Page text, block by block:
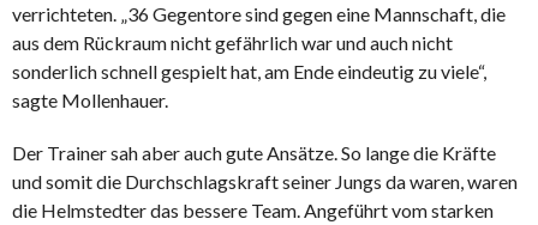
verrichteten. „36 Gegentore sind gegen eine Mannschaft, die
aus dem Rückraum nicht gefährlich war und auch nicht
sonderlich schnell gespielt hat, am Ende eindeutig zu viele“,
sagte Mollenhauer.
Der Trainer sah aber auch gute Ansätze. So lange die Kräfte
und somit die Durchschlagskraft seiner Jungs da waren, waren
die Helmstedter das bessere Team. Angeführt vom starken